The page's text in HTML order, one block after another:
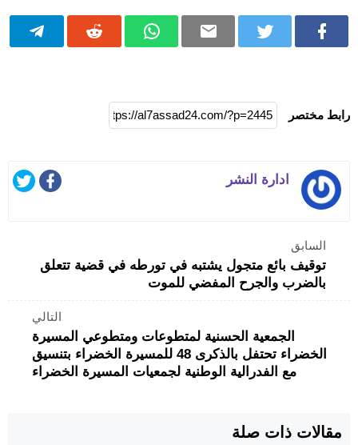
رابط مختصر
ادارة النشر
السابق
توقيف بائع متجول يشتبه في تورطه في قضية تتعلق
بالضرب والجرح المفضي للموت
التالي
الجمعية الحسنية لمتطوعات ومتطوعي المسيرة
الخضراء تحتفل بالذكرى 48 للمسيرة الخضراء بتنسيق
مع الفدرالية الوطنية لجمعيات المسيرة الخضراء
مقالات ذات صلة